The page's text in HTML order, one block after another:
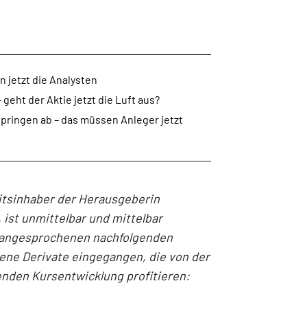
jetzt die Analysten
geht der Aktie jetzt die Luft aus?
ab – das müssen Anleger jetzt
der Herausgeberin
ist unmittelbar und mittelbar
nachfolgenden
Derivate eingegangen, die von der
Kursentwicklung profitieren: